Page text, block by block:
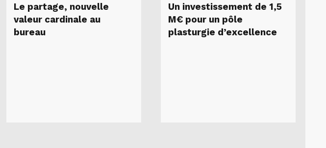
Le partage, nouvelle
valeur cardinale au
bureau
Un investissement de 1,5
M€ pour un pôle
plasturgie d’excellence